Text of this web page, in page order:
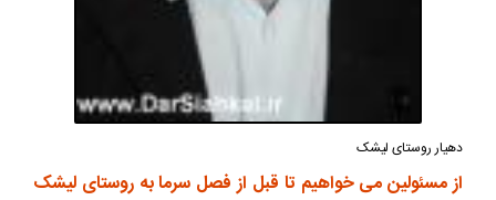
دهیار روستای لیشک
از مسئولین می خواهیم تا قبل از فصل سرما به روستای لیشک